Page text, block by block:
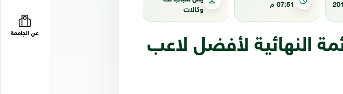
عن الجامعة
07:51 م
وكالات
النهائية لأفضل لاعب